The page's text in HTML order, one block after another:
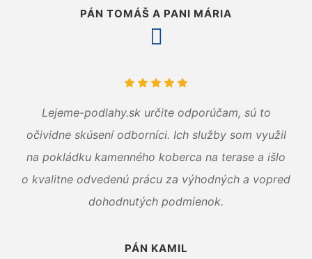
PÁN TOMÁŠ A PANI MÁRIA
Lejeme-podlahy.sk určite odporúčam, sú to
očividne skúsení odborníci. Ich služby som využil
na pokládku kamenného koberca na terase a išlo
o kvalitne odvedenú prácu za výhodných a vopred
dohodnutých podmienok.
PÁN KAMIL